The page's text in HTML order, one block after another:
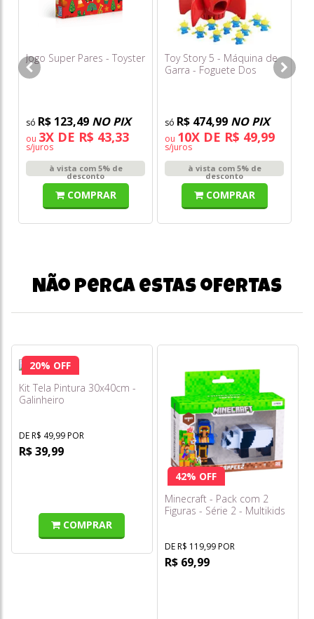
Jogo Super Pares - Toyster
R$ 123,49 NO PIX
ou 3X DE R$ 43,33
s/juros
à vista com 5% de
desconto
COMPRAR
Toy Story 5 - Máquina de
Garra - Foguete Dos
R$ 474,99 NO PIX
ou 10X DE R$ 49,99
s/juros
à vista com 5% de
desconto
COMPRAR
Não perca estas ofertas
20% OFF
Kit Tela Pintura 30x40cm -
Galinheiro
DE R$ 49,99 POR
R$ 39,99
COMPRAR
42% OFF
Minecraft - Pack com 2
Figuras - Série 2 - Multikids
DE R$ 119,99 POR
R$ 69,99